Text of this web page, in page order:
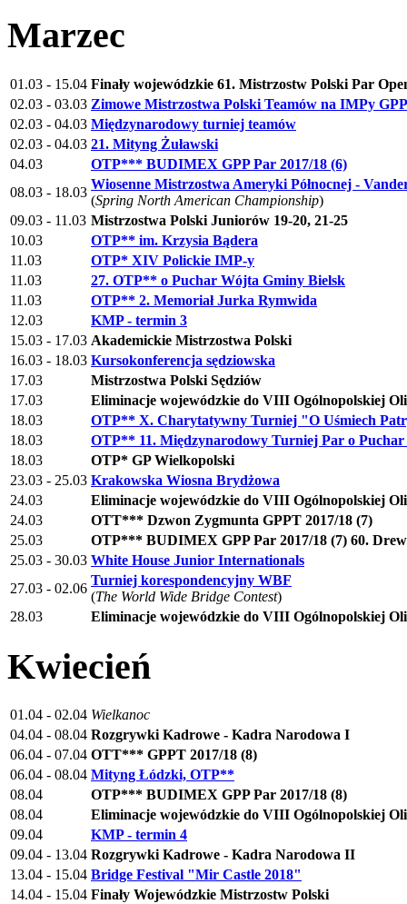
Marzec
01.03 - 15.04 Finały wojewódzkie 61. Mistrzostw Polski Par
02.03 - 03.03 Zimowe Mistrzostwa Polski Teamów na IMPy
02.03 - 04.03 Międzynarodowy turniej teamów
02.03 - 04.03 21. Mityng Żuławski
04.03
OTP*** BUDIMEX GPP Par 2017/18 (6)
08.03 - 18.03
Wiosenne Mistrzostwa Ameryki Północnej -
(Spring North American Championship)
09.03 - 11.03 Mistrzostwa Polski Juniorów 19-20, 21-25
10.03
OTP** im. Krzysia Bądera
11.03
OTP* XIV Polickie IMP-y
11.03
27. OTP** o Puchar Wójta Gminy Bielsk
11.03
OTP** 2. Memoriał Jurka Rymwida
12.03
KMP - termin 3
15.03 - 17.03 Akademickie Mistrzostwa Polski
16.03 - 18.03 Kursokonferencja sędziowska
17.03
Mistrzostwa Polski Sędziów
17.03
Eliminacje wojewódzkie do VIII Ogólnopolskiej
18.03
OTP** X. Charytatywny Turniej "O Uśmiech
18.03
OTP** 11. Międzynarodowy Turniej Par o Puchar
18.03
OTP* GP Wielkopolski
23.03 - 25.03 Krakowska Wiosna Brydżowa
24.03
Eliminacje wojewódzkie do VIII Ogólnopolskiej
24.03
OTT*** Dzwon Zygmunta GPPT 2017/18 (7)
25.03
OTP*** BUDIMEX GPP Par 2017/18 (7) 60.
25.03 - 30.03 White House Junior Internationals
27.03 - 02.06
Turniej korespondencyjny WBF
(The World Wide Bridge Contest)
28.03
Eliminacje wojewódzkie do VIII Ogólnopolskiej
Kwiecień
01.04 - 02.04 Wielkanoc
04.04 - 08.04 Rozgrywki Kadrowe - Kadra Narodowa I
06.04 - 07.04 OTT*** GPPT 2017/18 (8)
06.04 - 08.04 Mityng Łódzki, OTP**
08.04
OTP*** BUDIMEX GPP Par 2017/18 (8)
08.04
Eliminacje wojewódzkie do VIII Ogólnopolskiej
09.04
KMP - termin 4
09.04 - 13.04 Rozgrywki Kadrowe - Kadra Narodowa II
13.04 - 15.04 Bridge Festival "Mir Castle 2018"
14.04 - 15.04 Finały Wojewódzkie Mistrzostw Polski